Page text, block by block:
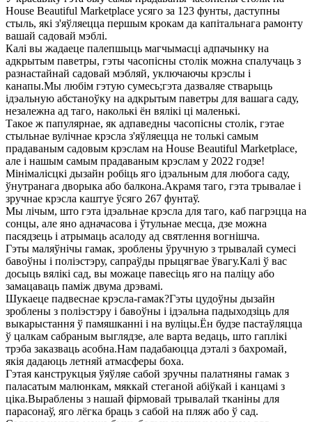
House Beautiful Marketplace усяго за 123 фунты, даступны
стыль, які з'яўляецца першым крокам да капітальнага рамонту
вашай садовай мэблі.
Калі вы жадаеце палепшыць магчымасці адпачынку на
адкрытым паветры, гэты часопісны столік можна спалучаць з
разнастайнай садовай мэбляй, уключаючы крэслы і
канапы.Мы любім гэтую сумесь;гэта дазваляе стварыць
ідэальную абстаноўку на адкрытым паветры для вашага саду,
незалежна ад таго, наколькі ён вялікі ці маленькі.
Такое ж папулярнае, як адпаведны часопісны столік, гэтае
стыльнае вулічнае крэсла з'яўляецца не толькі самым
прадаваным садовым крэслам на House Beautiful Marketplace,
але і нашым самым прадаваным крэслам у 2022 годзе!
Мінімалісцкі дызайн робіць яго ідэальным для любога саду,
ўнутранага дворыка або балкона.Акрамя таго, гэта трывалае і
зручнае крэсла каштуе ўсяго 267 фунтаў.
Мы лічым, што гэта ідэальнае крэсла для таго, каб пагрэцца на
сонцы, але яно адначасова і ўтульнае месца, дзе можна
пасядзець і атрымаць асалоду ад святлення вогнішча.
Гэты маляўнічы гамак, зроблены ўручную з трывалай сумесі
бавоўны і поліэстэру, сапраўды прыцягвае ўвагу.Калі ў вас
досыць вялікі сад, вы можаце павесіць яго на паліцу або
замацаваць паміж двума дрэвамі.
Шукаеце падвеснае крэсла-гамак?Гэты цудоўны дызайн
зроблены з поліэстэру і бавоўны і ідэальна падыходзіць для
выкарыстання ў памяшканні і на вуліцы.Ён будзе пастаўляцца
ў цалкам сабраным выглядзе, але варта ведаць, што гаплікі
трэба заказваць асобна.Нам падабаюцца дэталі з бахромай,
якія дадаюць летняй атмасферы боха.
Гэтая канструкцыя ўяўляе сабой зручны палатняны гамак з
паласатым малюнкам, мяккай стеганой абіўкай і канцамі з
ціка.Выраблены з нашай фірмовай трывалай тканіны для
парасонаў, яго лёгка браць з сабой на пляж або ў сад.